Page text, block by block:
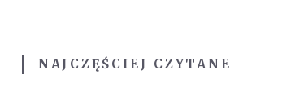
NAJCZĘŚCIEJ CZYTANE